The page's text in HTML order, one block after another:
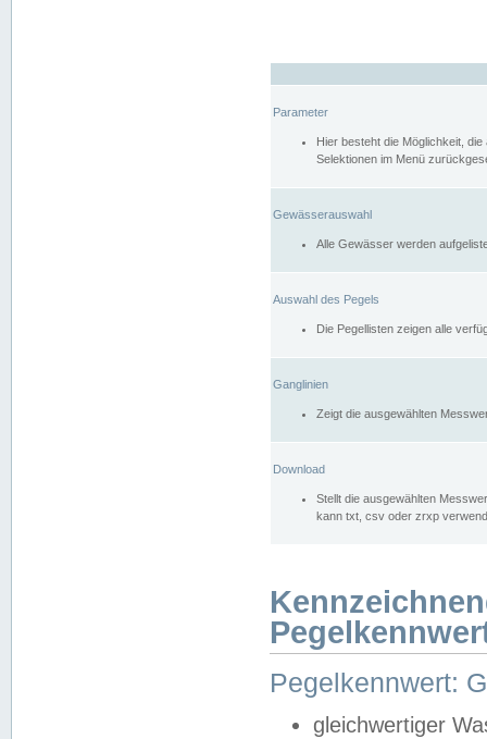
Parameter
Hier besteht die Möglichkeit,
Selektionen im Menü
Gewässerauswahl
Alle Gewässer werden
Auswahl des Pegels
Die Pegellisten zeigen alle
Ganglinien
Zeigt die ausgewählten
Download
Stellt die ausgewählten
kann txt, csv oder zrxp
Pegelkennwert:
gleichwertiger